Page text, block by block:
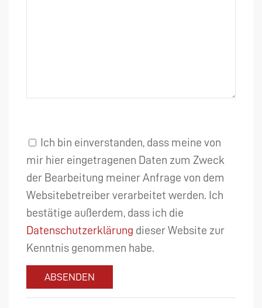
Ich bin einverstanden, dass meine von
mir hier eingetragenen Daten zum Zweck
der Bearbeitung meiner Anfrage von dem
Websitebetreiber verarbeitet werden. Ich
bestätige außerdem, dass ich die
Datenschutzerklärung dieser Website zur
Kenntnis genommen habe.
ABSENDEN